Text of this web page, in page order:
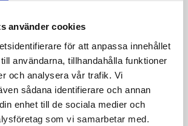
använder cookies
för att anpassa innehållet
användarna, tillhandahålla funktioner
och analysera vår trafik. Vi
sådana identifierare och annan
enhet till de sociala medier och
som vi samarbetar med.
formuläret godkänner du att vi sparar
Läs mer om hur vi behandlar dina